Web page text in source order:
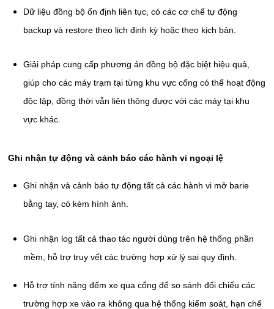
Dữ liệu đồng bộ ổn định liên tục, có các cơ chế tự động
backup và restore theo lịch định kỳ hoặc theo kịch bản.
Giải pháp cung cấp phương án đồng bộ đặc biệt hiệu quả,
giúp cho các máy trạm tại từng khu vực cổng có thể hoạt động
độc lập, đồng thời vẫn liên thông được với các máy tại khu
vực khác.
Ghi nhận tự động và cảnh báo các hành vi ngoại lệ
Ghi nhận và cảnh báo tự động tất cả các hành vi mở barie
bằng tay, có kèm hình ảnh.
Ghi nhận log tất cả thao tác người dùng trên hệ thống phần
mềm, hỗ trợ truy vết các trường hợp xử lý sai quy định.
Hỗ trợ tính năng đếm xe qua cổng để so sánh đối chiếu các
trường hợp xe vào ra không qua hệ thống kiểm soát, hạn chế